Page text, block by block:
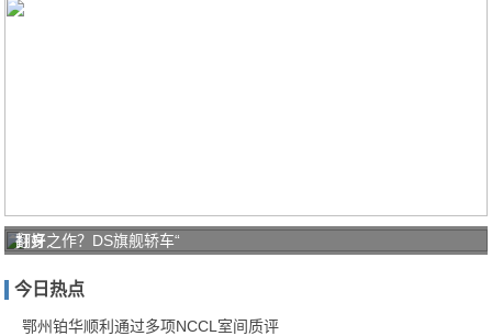
打好
防疫
保卫
翻身之作？DS旗舰轿车“
今日热点
鄂州铂华顺利通过多项NCCL室间质评